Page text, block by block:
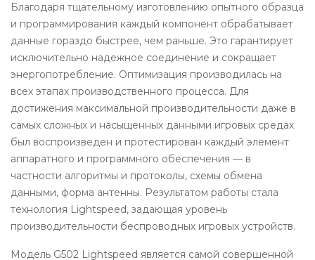
Благодаря тщательному изготовлению опытного образца
и программирования каждый компонент обрабатывает
данные гораздо быстрее, чем раньше. Это гарантирует
исключительно надежное соединение и сокращает
энергопотребление. Оптимизация производилась на
всех этапах производственного процесса. Для
достижения максимальной производительности даже в
самых сложных и насыщенных данными игровых средах
был воспроизведен и протестирован каждый элемент
аппаратного и программного обеспечения — в
частности алгоритмы и протоколы, схемы обмена
данными, форма антенны. Результатом работы стала
технология Lightspeed, задающая уровень
производительности беспроводных игровых устройств.
Модель G502 Lightspeed является самой совершенной